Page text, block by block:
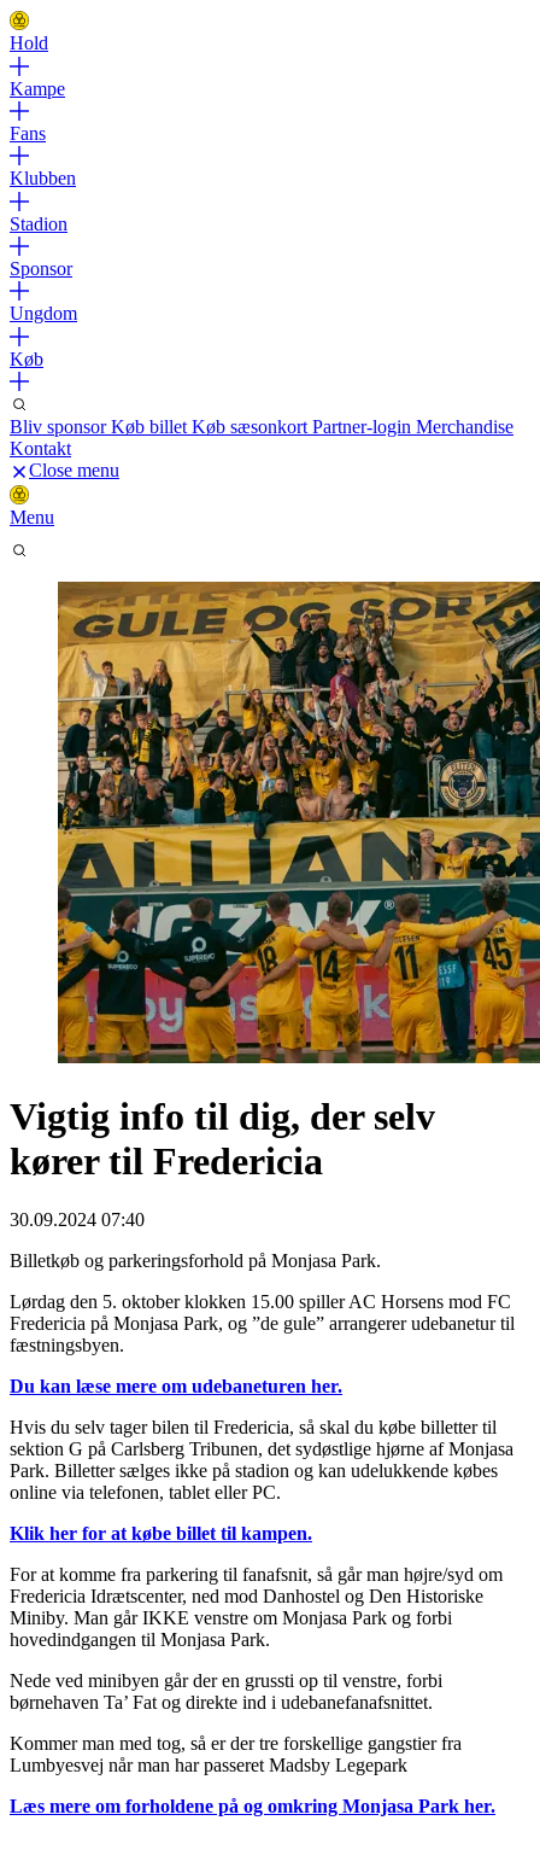
Hold
Kampe
Fans
Klubben
Stadion
Sponsor
Ungdom
Køb
Bliv sponsorKøb billet Køb sæsonkort Partner-login Merchandise
Kontakt
Close menu
Menu
Vigtig info til dig, der selv
kører til Fredericia
30.09.2024 07:40
Billetkøb og parkeringsforhold på Monjasa Park.
Lørdag den 5. oktober klokken 15.00 spiller AC Horsens mod FC
Fredericia på Monjasa Park, og ”de gule” arrangerer udebanetur til
fæstningsbyen.
Du kan læse mere om udebaneturen her.
Hvis du selv tager bilen til Fredericia, så skal du købe billetter til
sektion G på Carlsberg Tribunen, det sydøstlige hjørne af Monjasa
Park. Billetter sælges ikke på stadion og kan udelukkende købes
online via telefonen, tablet eller PC.
Klik her for at købe billet til kampen.
For at komme fra parkering til fanafsnit, så går man højre/syd om
Fredericia Idrætscenter, ned mod Danhostel og Den Historiske
Miniby. Man går IKKE venstre om Monjasa Park og forbi
hovedindgangen til Monjasa Park.
Nede ved minibyen går der en grussti op til venstre, forbi
børnehaven Ta’ Fat og direkte ind i udebanefanafsnittet.
Kommer man med tog, så er der tre forskellige gangstier fra
Lumbyesvej når man har passeret Madsby Legepark
Læs mere om forholdene på og omkring Monjasa Park her.